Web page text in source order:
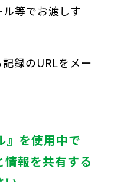
等でお渡しす
録のURLをメー
』を使用中で
情報を共有する